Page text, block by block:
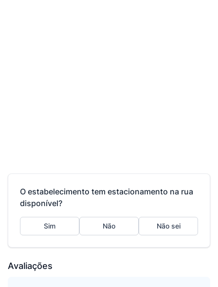
O estabelecimento tem estacionamento na rua
disponível?
Sim Não Não sei
Avaliações